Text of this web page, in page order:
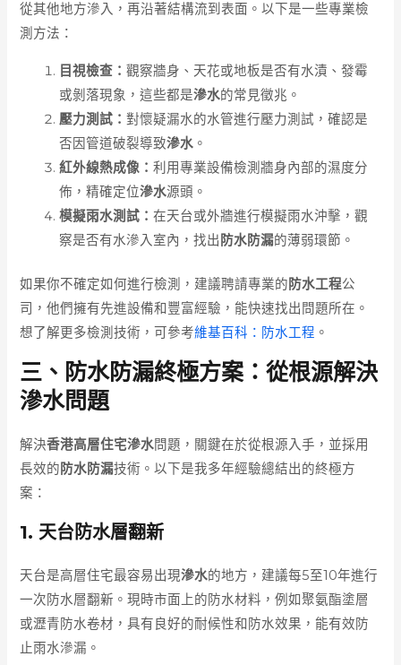
從其他地方滲入，再沿著結構流到表面。以下是一些專業檢
測方法：
目視檢查：觀察牆身、天花或地板是否有水漬、發霉
或剝落現象，這些都是滲水的常見徵兆。
壓力測試：對懷疑漏水的水管進行壓力測試，確認是
否因管道破裂導致滲水 。
紅外線熱成像：利用專業設備檢測牆身內部的濕度分
佈，精確定位滲水源頭。
模擬雨水測試：在天台或外牆進行模擬雨水沖擊，觀
察是否有水滲入室內，找出 防水防漏的薄弱環節。
如果你不確定如何進行檢測，建議聘請專業的防水工程公
司，他們擁有先進設備和豐富經驗，能快速找出問題所在。
想了解更多檢測技術，可參考維基百科：防水工程 。
三、防水防漏終極方案：從根源解決
滲水問題
解決香港高層住宅滲水問題，關鍵在於從根源入手，並採用
長效的防水防漏技術。以下是我多年經驗總結出的終極方
案：
1. 天台防水層翻新
天台是高層住宅最容易出現滲水的地方，建議每5至10年進行
一次防水層翻新。現時市面上的防水材料，例如聚氨酯塗層
或瀝青防水卷材，具有良好的耐候性和防水效果，能有效防
止雨水滲漏。